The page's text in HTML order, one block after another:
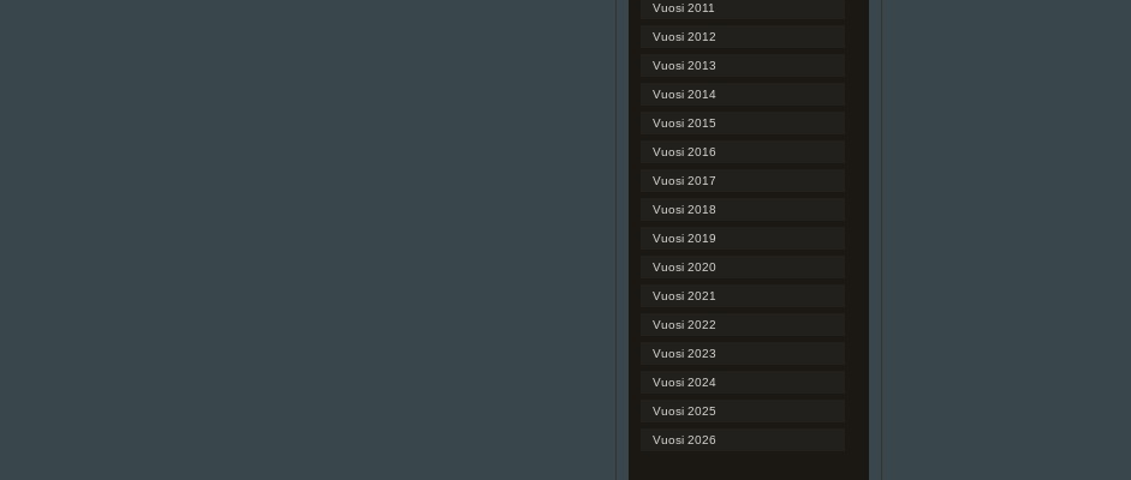
Vuosi 2011
Vuosi 2012
Vuosi 2013
Vuosi 2014
Vuosi 2015
Vuosi 2016
Vuosi 2017
Vuosi 2018
Vuosi 2019
Vuosi 2020
Vuosi 2021
Vuosi 2022
Vuosi 2023
Vuosi 2024
Vuosi 2025
Vuosi 2026